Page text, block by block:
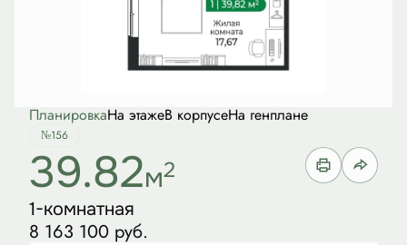
ПланировкаНа этажеВ корпусеНа генплане
№156
39.82м2
1-комнатная
8 163 100 руб.